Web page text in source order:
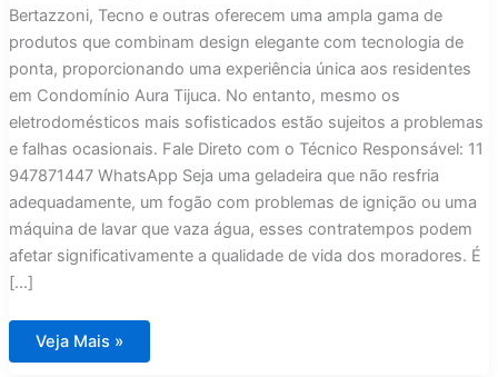
Bertazzoni, Tecno e outras oferecem uma ampla gama de
produtos que combinam design elegante com tecnologia de
ponta, proporcionando uma experiência única aos residentes
em Condomínio Aura Tijuca. No entanto, mesmo os
eletrodomésticos mais sofisticados estão sujeitos a problemas
e falhas ocasionais. Fale Direto com o Técnico Responsável: 11
947871447 WhatsApp Seja uma geladeira que não resfria
adequadamente, um fogão com problemas de ignição ou uma
máquina de lavar que vaza água, esses contratempos podem
afetar significativamente a qualidade de vida dos moradores. É
[…]
Conserto
Veja Mais »